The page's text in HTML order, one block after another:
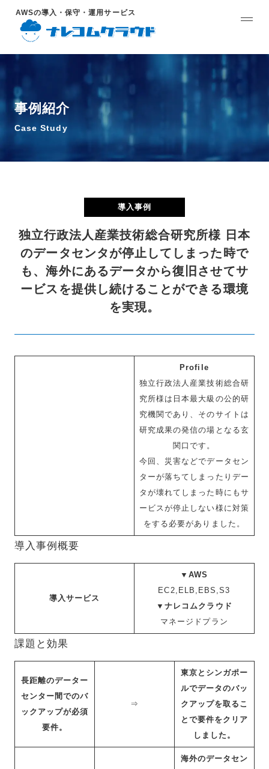
AWSの導入・保守・運用サービス
事例紹介
Case Study
導入事例
独立行政法人産業技術総合研究所様 日本
のデータセンタが停止してしまった時で
も、海外にあるデータから復旧させてサ
ービスを提供し続けることができる環境
を実現。
Profile
独立行政法人産業技術総合研
究所様は日本最大級の公的研
究機関であり、そのサイトは
研究成果の発信の場となる玄
関口です。
今回、災害などでデータセン
ターが落ちてしまったりデー
タが壊れてしまった時にもサ
ービスが停止しない様に対策
をする必要がありました。
導入事例概要
導入サービス
▼AWS
EC2,ELB,EBS,S3
▼ナレコムクラウド
マネージドプラン
課題と効果
長距離のデーター
センター間でのバ
ックアップが必須
要件。
⇒
東京とシンガポー
ルでデータのバッ
クアップを取るこ
とで要件をクリア
しました。
海外のデータセン